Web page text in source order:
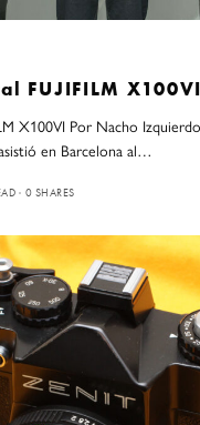
FUJIFILM X100VI
X100VI Por Nacho
en Barcelona al…
0 SHARES